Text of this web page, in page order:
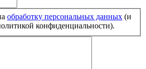
обработку персональных данных (и
конфиденциальности).